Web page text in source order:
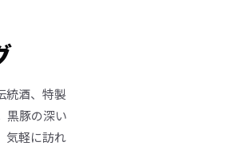
統酒、特製
黒豚の深い
気軽に訪れ